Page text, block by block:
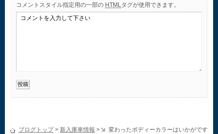
コメント スタイル指定用の一部の HTMLタグが使用できます。
ブログトップ> 新入庫車情報 >
変わったボディーカラーはいかがです